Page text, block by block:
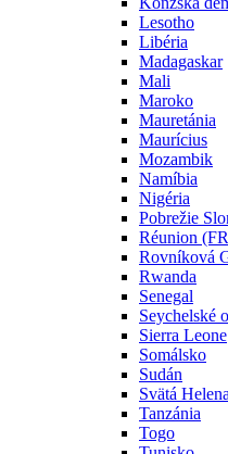
Lesotho
Libéria
Madagaskar
Mali
Maroko
Mauretánia
Maurícius
Mozambik
Namíbia
Nigéria
Pobrežie
Réunion
Rovníková
Rwanda
Senegal
Seychelské
Sierra Leone
Somálsko
Sudán
Svätá Helena
Tanzánia
Togo